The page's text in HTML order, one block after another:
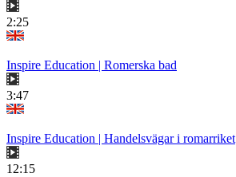
2:25
Inspire Education | Romerska bad
3:47
Inspire Education | Handelsvägar i romarriket
12:15